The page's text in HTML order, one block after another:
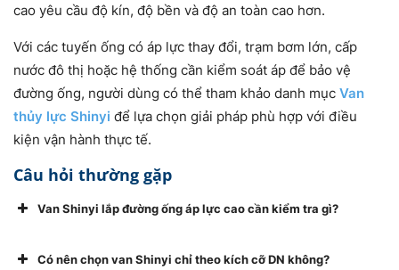
cao yêu cầu độ kín, độ bền và độ an toàn cao hơn.
Với các tuyến ống có áp lực thay đổi, trạm bơm lớn, cấp
nước đô thị hoặc hệ thống cần kiểm soát áp để bảo vệ
đường ống, người dùng có thể tham khảo danh mục Van
thủy lực Shinyi để lựa chọn giải pháp phù hợp với điều
kiện vận hành thực tế.
Câu hỏi thường gặp
Van Shinyi lắp đường ống áp lực cao cần kiểm tra gì?
Có nên chọn van Shinyi chỉ theo kích cỡ DN không?